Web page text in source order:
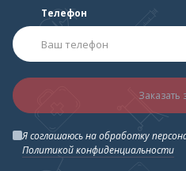
Телефон
Заказать
Я соглашаюсь на обработку
Политикой конфиденциальности